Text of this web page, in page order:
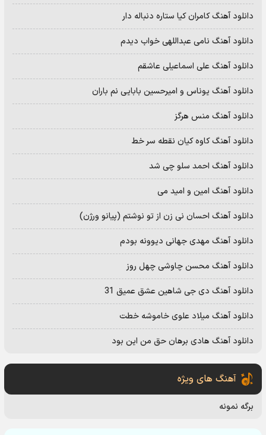
دانلود آهنگ کامران کیا ستاره دنباله دار
دانلود آهنگ نامی عبداللهی خواب دیدم
دانلود آهنگ علی اسماعیلی عاشقم
دانلود آهنگ یوناس و امیرحسین بابایی نم باران
دانلود آهنگ منس هرگز
دانلود آهنگ کاوه کیان نقطه سر خط
دانلود آهنگ احمد سلو چی شد
دانلود آهنگ امین و امید می
دانلود آهنگ احسان نی زن از تو نوشتم (پیانو ورژن)
دانلود آهنگ مهدی جهانی دیوونه بودم
دانلود آهنگ محسن چاوشی چهل روز
دانلود آهنگ دی جی شاهین عشق عمیق 31
دانلود آهنگ میلاد علوی خاموشه خطت
دانلود آهنگ هادی برهان حق من این بود
آهنگ های ویژه
برگه نمونه